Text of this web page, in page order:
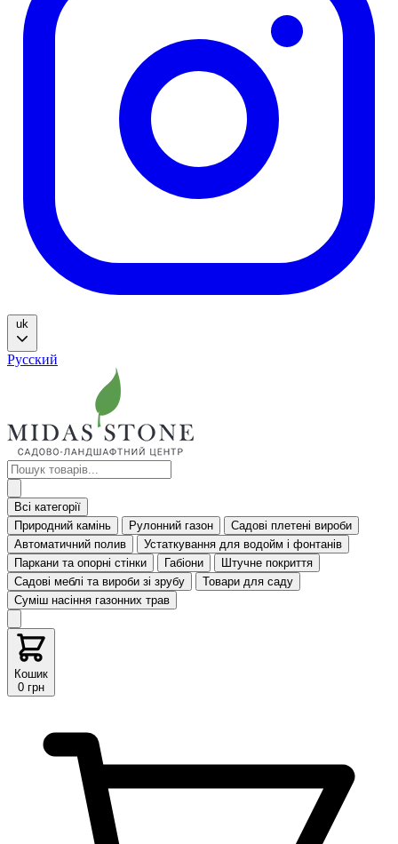
uk
Русский
Всі категорії
Природний камінь
Рулонний газон
Садові плетені вироби
Автоматичний полив
Устаткування для водойм і фонтанів
Паркани та опорні стінки
Габіони
Штучне покриття
Садові меблі та вироби зі зрубу
Товари для саду
Суміш насіння газонних трав
Кошик
0 грн